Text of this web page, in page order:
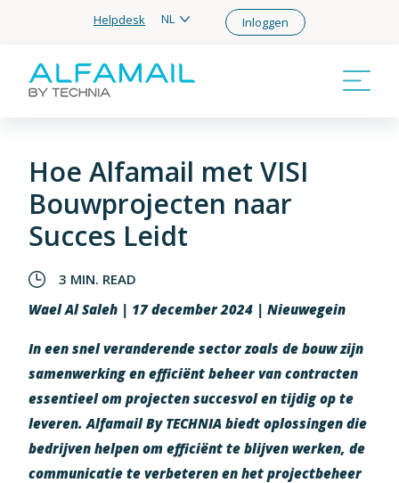
Helpdesk NL Inloggen
Hoe Alfamail met VISI
Bouwprojecten naar
Succes Leidt
3 MIN. READ
Wael Al Saleh | 17 december 2024 | Nieuwegein
In een snel veranderende sector zoals de bouw zijn
samenwerking en efficiënt beheer van contracten
essentieel om projecten succesvol en tijdig op te
leveren. Alfamail By TECHNIA biedt oplossingen die
bedrijven helpen om efficiënt te blijven werken, de
communicatie te verbeteren en het projectbeheer